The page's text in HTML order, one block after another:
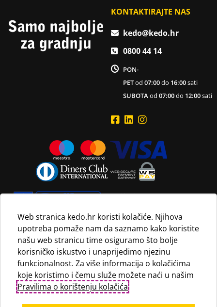
Web stranica kedo.hr koristi kolačiće. Njihova
upotreba pomaže nam da saznamo kako koristite
našu web stranicu time osiguramo što bolje
korisničko iskustvo i unaprijedimo njezinu
funkcionalnost. Za više informacija o kolačićima
koje koristimo i čemu služe možete naći u našim
Pravilima o korištenju kolačića.
KONTAKTIRAJTE NAS
kedo@kedo.hr
0800 44 14
PON-
PETod07:00do 16:00sati
SUBOTAod07:00do 12:00sati
Navedene maloprodajne cijene vrijede isključivo za kupnju
proizvoda putem Internet trgovine i mogu se razlikovati od
maloprodajnih cijena u maloprodajnim trgovinama.